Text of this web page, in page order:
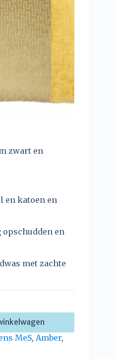
zwart en
en katoen en
en
met zachte
MeS, Amber,